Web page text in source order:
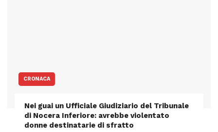
CRONACA
Nei guai un Ufficiale Giudiziario del Tribunale
di Nocera Inferiore: avrebbe violentato
donne destinatarie di sfratto